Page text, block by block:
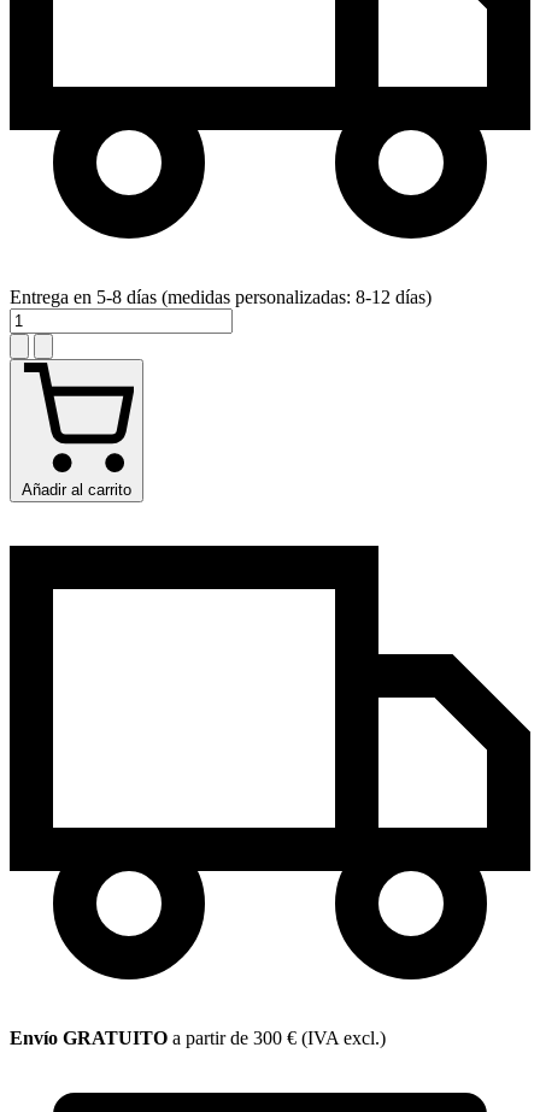
Entrega en 5-8 días (medidas personalizadas: 8-12 días)
Añadir al carrito
Envío GRATUITO a partir de 300 € (IVA excl.)